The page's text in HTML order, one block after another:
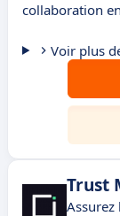
collaboration
Voir plus
Trust
Assurez